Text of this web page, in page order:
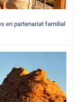
en partenariat familial